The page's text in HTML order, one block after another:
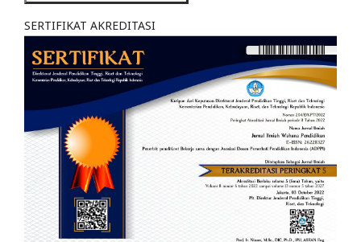
SERTIFIKAT AKREDITASI